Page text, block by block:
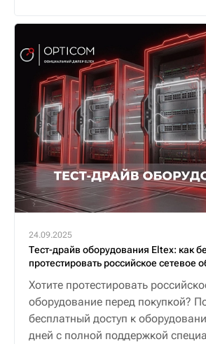
24.09.2025
Тест-драйв оборудования Eltex: как
протестировать российское сетевое
Хотите протестировать
оборудование перед покупкой?
бесплатный доступ к
дней с полной поддержкой